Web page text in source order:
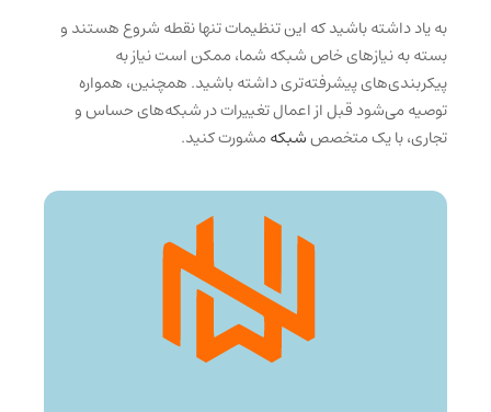
به یاد داشته باشید که این تنظیمات تنها نقطه شروع هستند و
بسته به نیازهای خاص شبکه شما، ممکن است نیاز به
پیکربندی‌های پیشرفته‌تری داشته باشید. همچنین، همواره
توصیه می‌شود قبل از اعمال تغییرات در شبکه‌های حساس و
تجاری، با یک متخصصشبکه مشورت کنید.